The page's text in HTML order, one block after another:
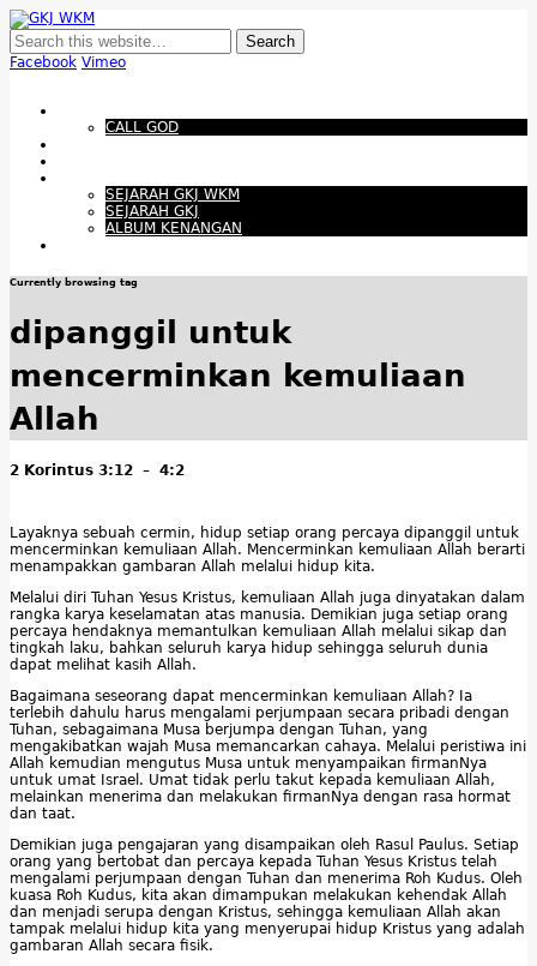
Membangun Gereja Kokoh melalui Pelayanan Holistik, Teknologi, dan
Budaya Apresiatif
Facebook Vimeo
CALL GOD
SEJARAH GKJ WKM
SEJARAH GKJ
ALBUM KENANGAN
Currently browsing tag
dipanggil untuk
mencerminkan kemuliaan
Allah
2 Korintus 3:12 – 4:2
Layaknya sebuah cermin, hidup setiap orang percaya dipanggil untuk
mencerminkan kemuliaan Allah. Mencerminkan kemuliaan Allah berarti
menampakkan gambaran Allah melalui hidup kita.
Melalui diri Tuhan Yesus Kristus, kemuliaan Allah juga dinyatakan dalam
rangka karya keselamatan atas manusia. Demikian juga setiap orang
percaya hendaknya memantulkan kemuliaan Allah melalui sikap dan
tingkah laku, bahkan seluruh karya hidup sehingga seluruh dunia
dapat melihat kasih Allah.
Bagaimana seseorang dapat mencerminkan kemuliaan Allah? Ia
terlebih dahulu harus mengalami perjumpaan secara pribadi dengan
Tuhan, sebagaimana Musa berjumpa dengan Tuhan, yang
mengakibatkan wajah Musa memancarkan cahaya. Melalui peristiwa ini
Allah kemudian mengutus Musa untuk menyampaikan firmanNya
untuk umat Israel. Umat tidak perlu takut kepada kemuliaan Allah,
melainkan menerima dan melakukan firmanNya dengan rasa hormat
dan taat.
Demikian juga pengajaran yang disampaikan oleh Rasul Paulus. Setiap
orang yang bertobat dan percaya kepada Tuhan Yesus Kristus telah
mengalami perjumpaan dengan Tuhan dan menerima Roh Kudus. Oleh
kuasa Roh Kudus, kita akan dimampukan melakukan kehendak Allah
dan menjadi serupa dengan Kristus, sehingga kemuliaan Allah akan
tampak melalui hidup kita yang menyerupai hidup Kristus yang adalah
gambaran Allah secara fisik.